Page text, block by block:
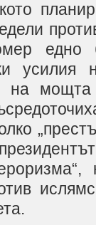
усилия
на